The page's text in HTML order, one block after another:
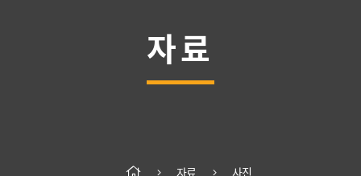
자료
자료 사진